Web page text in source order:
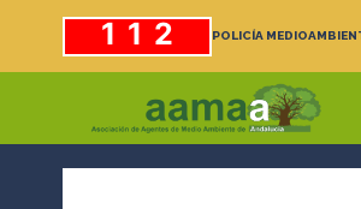
contenido
112 POLICÍA